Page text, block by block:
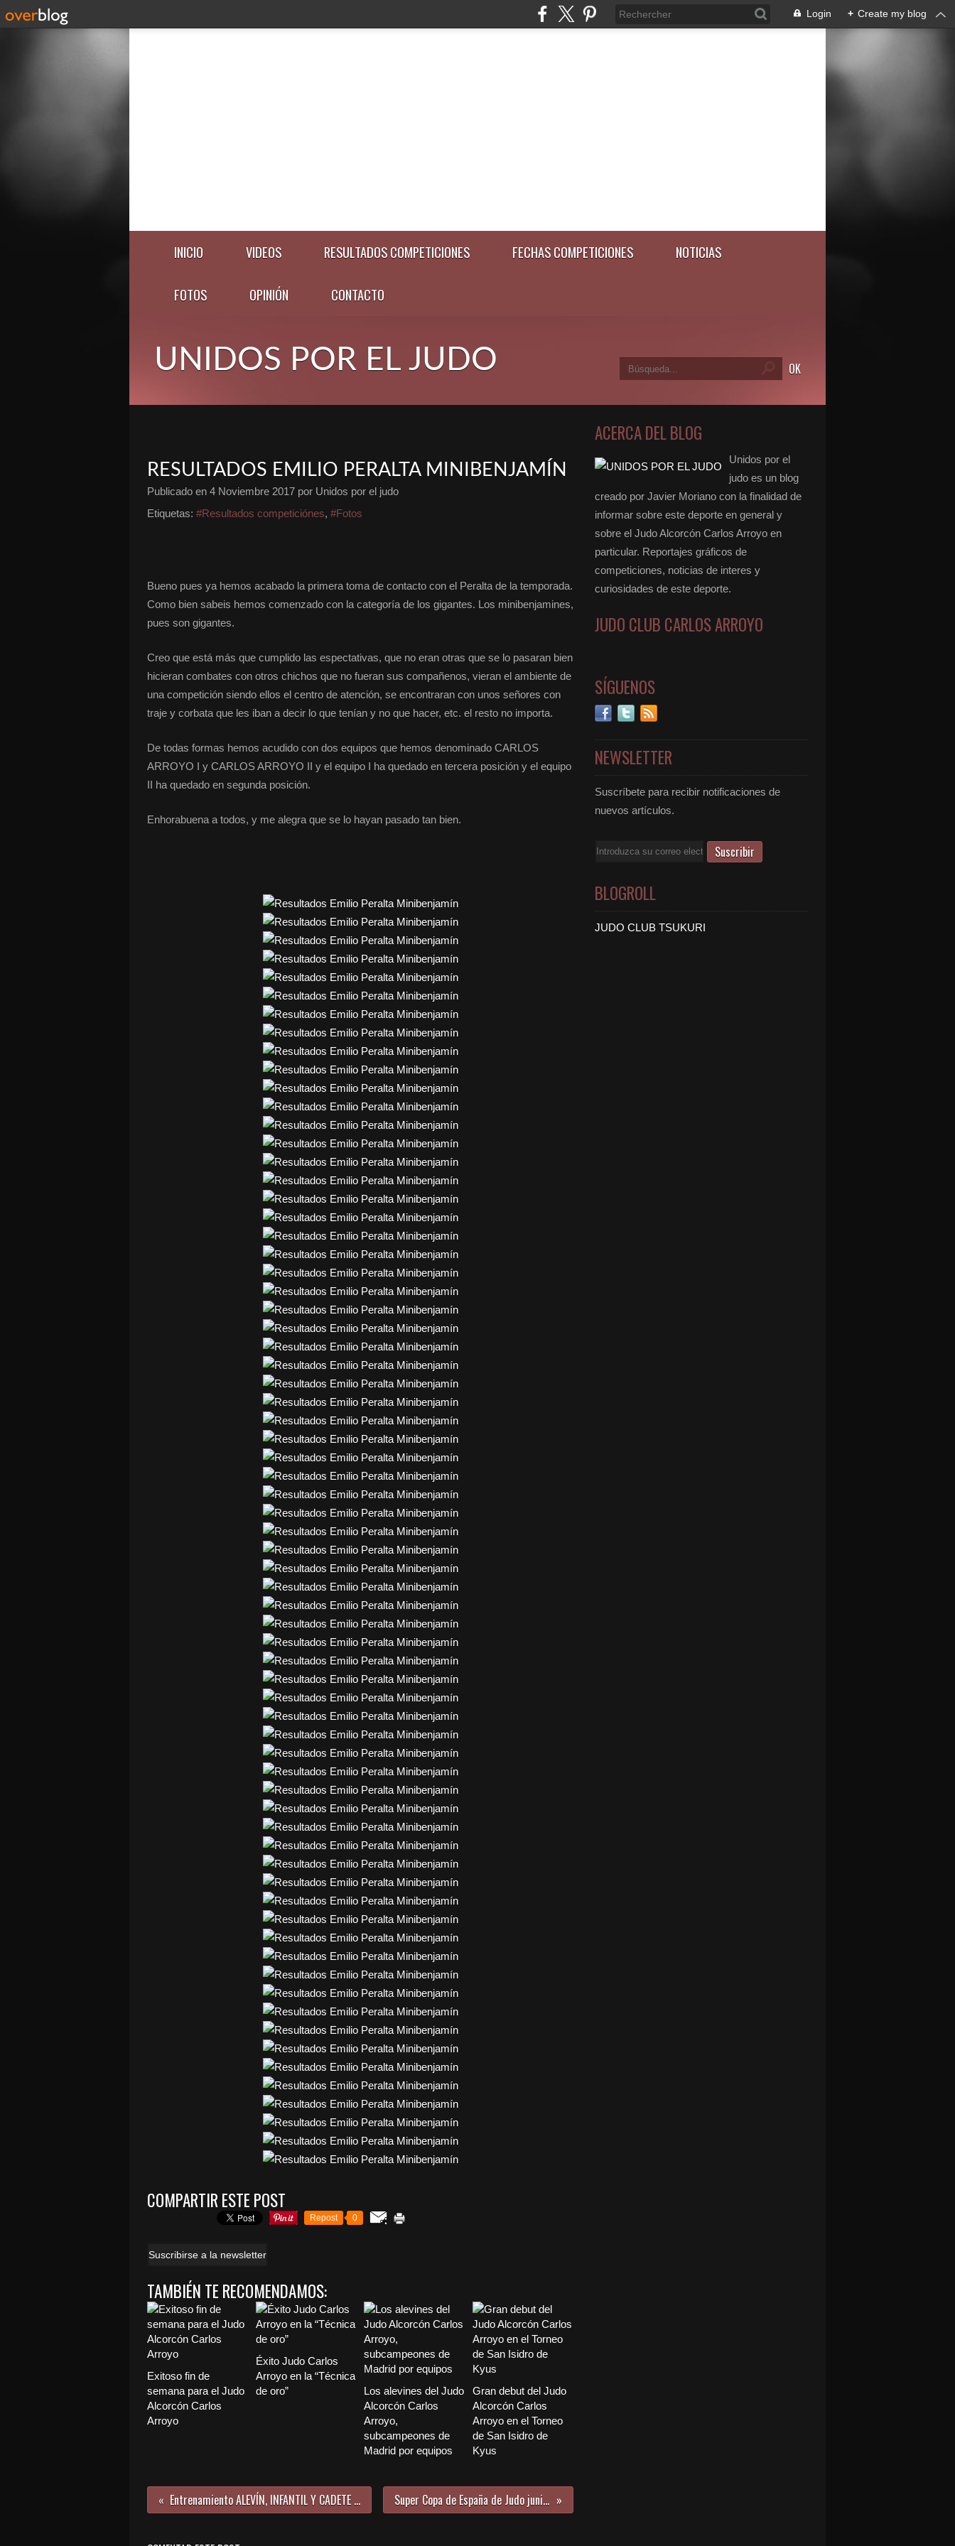
Login + Create my blog
INICIO VIDEOS RESULTADOS COMPETICIONES FECHAS COMPETICIONES NOTICIAS
FOTOS OPINIÓN CONTACTO
UNIDOS POR EL JUDO
RESULTADOS EMILIO PERALTA MINIBENJAMÍN
Publicado en 4 Noviembre 2017 por Unidos por el judo
Etiquetas: #Resultados competiciónes, #Fotos
Bueno pues ya hemos acabado la primera toma de contacto con el Peralta de la temporada.
Como bien sabeis hemos comenzado con la categoría de los gigantes. Los minibenjamines,
pues son gigantes.
Creo que está más que cumplido las espectativas, que no eran otras que se lo pasaran bien
hicieran combates con otros chichos que no fueran sus compañenos, vieran el ambiente de
una competición siendo ellos el centro de atención, se encontraran con unos señores con
traje y corbata que les iban a decir lo que tenían y no que hacer, etc. el resto no importa.
De todas formas hemos acudido con dos equipos que hemos denominado CARLOS
ARROYO I y CARLOS ARROYO II y el equipo I ha quedado en tercera posición y el equipo
II ha quedado en segunda posición.
Enhorabuena a todos, y me alegra que se lo hayan pasado tan bien.
COMPARTIR ESTE POST
Repost 0
Suscribirse a la newsletter
TAMBIÉN TE RECOMENDAMOS:
Exitoso fin de
semana para el Judo
Alcorcón Carlos
Arroyo
Éxito Judo Carlos
Arroyo en la “Técnica
de oro”
Los alevines del Judo
Alcorcón Carlos
Arroyo,
subcampeones de
Madrid por equipos
Gran debut del Judo
Alcorcón Carlos
Arroyo en el Torneo
de San Isidro de
Kyus
Entrenamiento ALEVÍN, INFANTIL Y CADETE 18 de noviembre Super Copa de España de Judo junior de Amurrio
ACERCA DEL BLOG
Unidos por el
judo es un blog
creado por Javier Moriano con la finalidad de
informar sobre este deporte en general y
sobre el Judo Alcorcón Carlos Arroyo en
particular. Reportajes gráficos de
competiciones, noticias de interes y
curiosidades de este deporte.
JUDO CLUB CARLOS ARROYO
SÍGUENOS
NEWSLETTER
Suscríbete para recibir notificaciones de
nuevos artículos.
Email
BLOGROLL
JUDO CLUB TSUKURI